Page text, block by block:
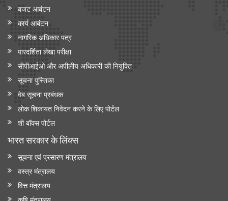
बजट आबंटन
कार्य आबंटन
नागरिक अधिकार पत्र
पारदर्शिता लेखा परीक्षा
सीपीआईओ और अपी‍लीय अधिकारी की नियुक्ति
सूचना पुस्तिका
वेब सूचना प्रबंधक
लोक शिकायत निवेदन करने के लिए पोर्टल
शी बॉक्स पोर्टल
भारत सरकार के लिंक्‍स
सूचना एवं प्रसारण मंत्रालय
वस्त्र मंत्रालय
वित्त मंत्रालय